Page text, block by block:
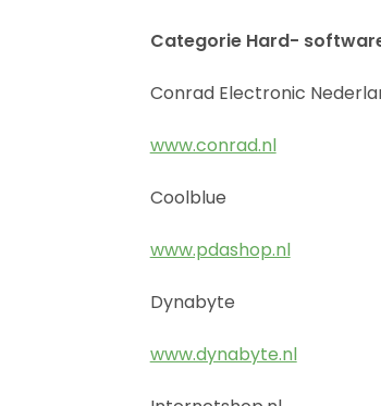
Categorie Hard-
Conrad Electronic
www.conrad.nl
Coolblue
www.pdashop.nl
Dynabyte
www.dynabyte.nl